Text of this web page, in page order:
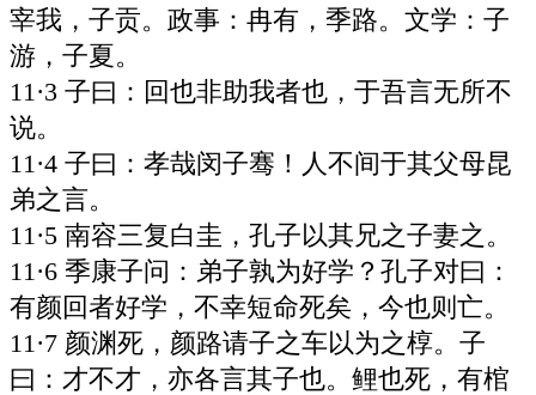
宰我，子贡。政事：冉有，季路。文学：子
游，子夏。
11·3 子曰：回也非助我者也，于吾言无所不
说。
11·4 子曰：孝哉闵子骞！人不间于其父母昆
弟之言。
11·5 南容三复白圭，孔子以其兄之子妻之。
11·6 季康子问：弟子孰为好学？孔子对曰：
有颜回者好学，不幸短命死矣，今也则亡。
11·7 颜渊死，颜路请子之车以为之椁。子
曰：才不才，亦各言其子也。鲤也死，有棺